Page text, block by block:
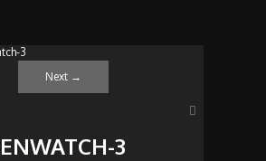
Next →
3